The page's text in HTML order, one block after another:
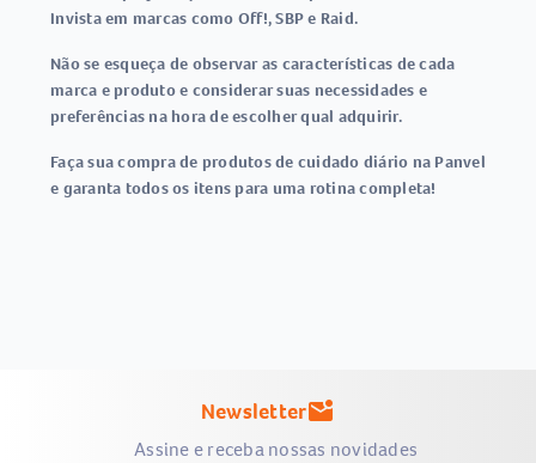
Invista em marcas como Off!, SBP e Raid.
Não se esqueça de observar as características de cada
marca e produto e considerar suas necessidades e
preferências na hora de escolher qual adquirir.
Faça sua compra de produtos de cuidado diário na Panvel
e garanta todos os itens para uma rotina completa!
Newslettermark_email_unread
Assine e receba nossas novidades